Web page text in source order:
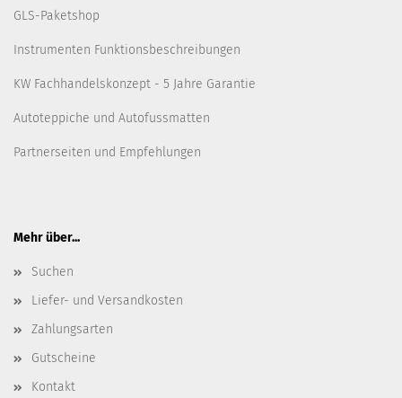
GLS-Paketshop
Instrumenten Funktionsbeschreibungen
KW Fachhandelskonzept - 5 Jahre Garantie
Autoteppiche und Autofussmatten
Partnerseiten und Empfehlungen
Mehr über...
Suchen
Liefer- und Versandkosten
Zahlungsarten
Gutscheine
Kontakt